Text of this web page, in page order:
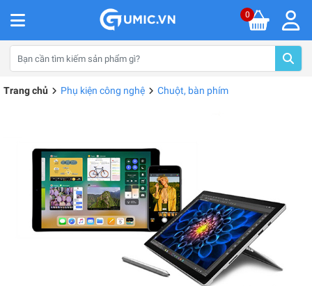
0
Trang chủ Phụ kiện công nghệ Chuột, bàn phím